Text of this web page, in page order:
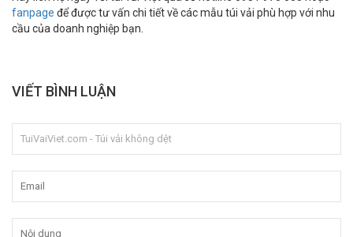
fanpage để được tư vấn chi tiết về các mẫu túi vải phù hợp với nhu
cầu của doanh nghiệp bạn.
VIẾT BÌNH LUẬN